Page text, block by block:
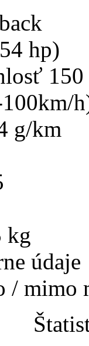
hp)
100km/
g/km
kg
údaje
/ mimo